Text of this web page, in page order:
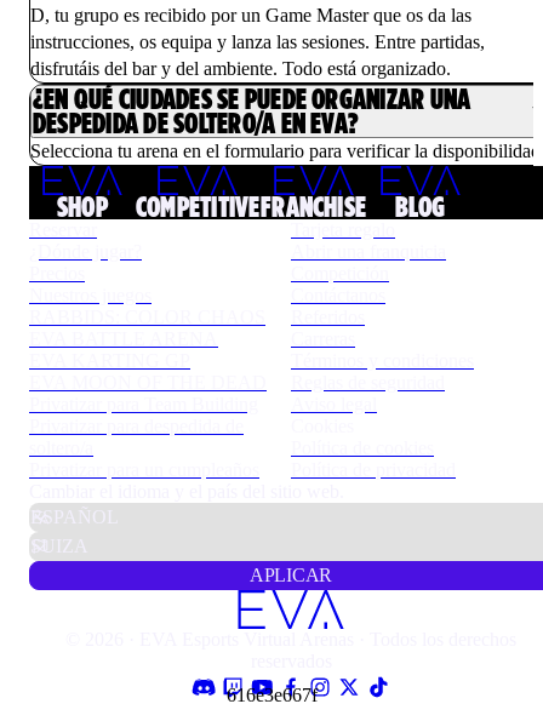
D, tu grupo es recibido por un Game Master que os da las
instrucciones, os equipa y lanza las sesiones. Entre partidas,
disfrutáis del bar y del ambiente. Todo está organizado.
¿EN QUÉ CIUDADES SE PUEDE ORGANIZAR UNA
DESPEDIDA DE SOLTERO/A EN EVA?
Selecciona tu arena en el formulario para verificar la
SHOP COMPETITIVEFRANCHISE BLOG
APLICAR
616e3e667f